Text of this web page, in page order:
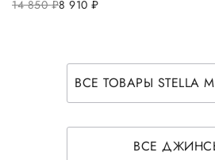
14 850руб.8 910 руб.
ВСЕ ТОВАРЫ STELLA
ВСЕ